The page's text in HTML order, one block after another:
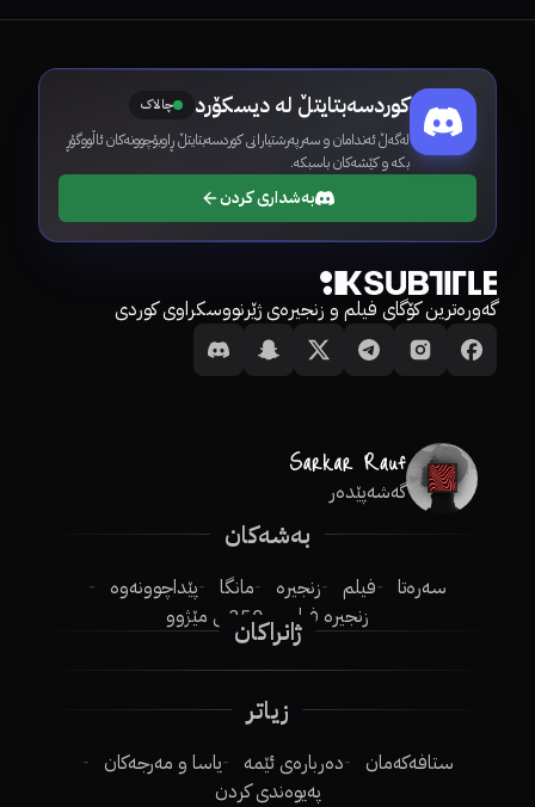
کوردسەبتایتڵ لە دیسکۆرد چالاک
لەگەڵ ئەندامان و سەرپەرشتیارانی کوردسەبتایتڵ ڕاوبۆچوونەکان ئاڵووگۆڕ
بکە و کێشەکان باسبکە.
بەشداری کردن
گەورەترین کۆگای فیلم و زنجیرەی ژێرنووسکراوی کوردی
گەشەپێدەر
بەشەکان
سەرەتا فیلم زنجیرە مانگا
پێداچوونەوە
زنجیرە فیلم
250ـی مێژوو
ژانراکان
زیاتر
ستافەکەمان دەربارەی ئێمە
یاسا و مەرجەکان
پەیوەندی کردن